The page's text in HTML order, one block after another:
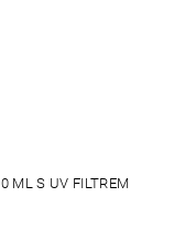
ML S UV FILTREM